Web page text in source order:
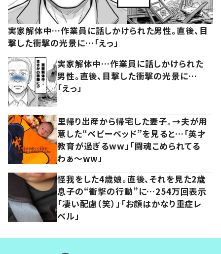
実家解体中…作業員に話しかけられた男性。直後、目
撃した衝撃の光景に…「えっ」
実家解体中…作業員に話しかけられた
男性。直後、目撃した衝撃の光景に…
「えっ」
里帰り出産から帰宅した妻子。→夫が用
意した“ベビーベッド”を見ると…「英才
教育が過ぎるww」「闘魂こめられてる
わぁ～ww」
怪我をした4歳娘。直後、それを見た2歳
息子の“衝撃の行動”に…254万回表示
「凄い配慮（笑）」「お顔はかなり重症レ
ベル」